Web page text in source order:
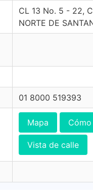
CL 13 No. 5 - 22,
NORTE DE
01 8000 519393
Mapa
Vista de calle